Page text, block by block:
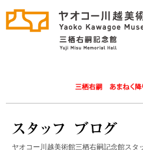
ヤオコー川越美術館三栖右嗣記念館スタ